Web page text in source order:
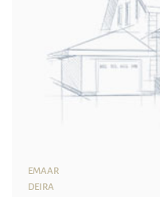
EMAAR
DEIRA